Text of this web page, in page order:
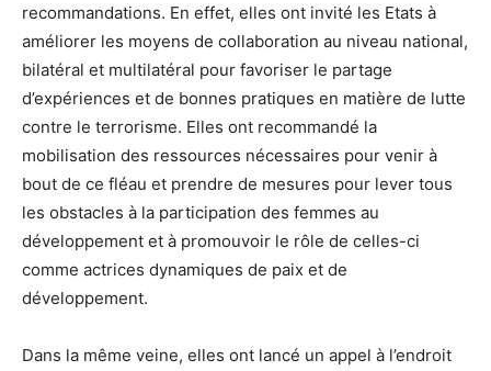
recommandations. En effet, elles ont invité les Etats à
améliorer les moyens de collaboration au niveau national,
bilatéral et multilatéral pour favoriser le partage
d’expériences et de bonnes pratiques en matière de lutte
contre le terrorisme. Elles ont recommandé la
mobilisation des ressources nécessaires pour venir à
bout de ce fléau et prendre de mesures pour lever tous
les obstacles à la participation des femmes au
développement et à promouvoir le rôle de celles-ci
comme actrices dynamiques de paix et de
développement.
Dans la même veine, elles ont lancé un appel à l’endroit